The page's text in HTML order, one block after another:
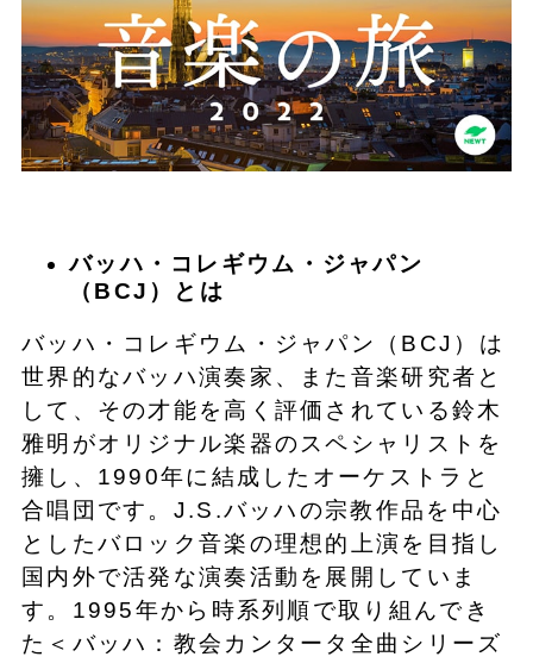
バッハ・コレギウム・ジャパン
（BCJ）とは
バッハ・コレギウム・ジャパン（BCJ）は
世界的なバッハ演奏家、また音楽研究者と
して、その才能を高く評価されている鈴木
雅明がオリジナル楽器のスペシャリストを
擁し、1990年に結成したオーケストラと
合唱団です。J.S.バッハの宗教作品を中心
としたバロック音楽の理想的上演を目指し
国内外で活発な演奏活動を展開していま
す。1995年から時系列順で取り組んでき
た＜バッハ：教会カンタータ全曲シリーズ